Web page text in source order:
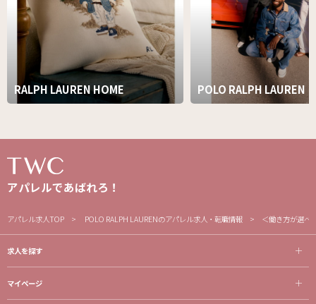
RALPH LAUREN HOME POLO RALPH LAUREN
アパレルであばれろ！
アパレル求人TOP POLO RALPH LAURENのアパレル求人・転職情報 ＜働き方が選べ
求人を探す
マイページ